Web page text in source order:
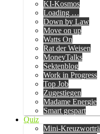
KI-Kosmos
Loading …
Down by Law
Move on up
Watts On
Rat der Weisen
MoneyTalks
Sektenblog
Work in Progress
Top Job
Zugestiegen
Madame Energie
Smart gespart
Quiz
Mini-